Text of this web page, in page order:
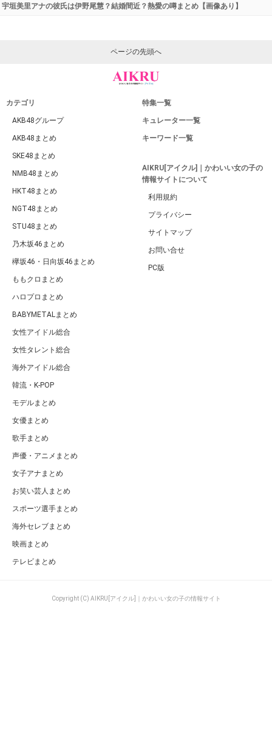
宇垣美里アナの彼氏は伊野尾慧？結婚間近？熱愛の噂まとめ【画像あり】
ページの先頭へ
カテゴリ
AKB48グループ
AKB48まとめ
SKE48まとめ
NMB48まとめ
HKT48まとめ
NGT48まとめ
STU48まとめ
乃木坂46まとめ
欅坂46・日向坂46まとめ
ももクロまとめ
ハロプロまとめ
BABYMETALまとめ
女性アイドル総合
女性タレント総合
海外アイドル総合
韓流・K-POP
モデルまとめ
女優まとめ
歌手まとめ
声優・アニメまとめ
女子アナまとめ
お笑い芸人まとめ
スポーツ選手まとめ
海外セレブまとめ
映画まとめ
テレビまとめ
特集一覧
キュレーター一覧
キーワード一覧
AIKRU[アイクル]｜かわいい女の子の
情報サイトについて
利用規約
プライバシー
サイトマップ
お問い合せ
PC版
Copyright (C) AIKRU[アイクル]｜かわいい女の子の情報サイト